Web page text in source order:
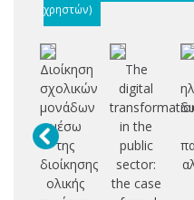
χρηστών)
Διοίκηση
σχολικών
μονάδων
μέσω
της
διοίκησης
ολικής
The
digital
in the
public
sector:
the case